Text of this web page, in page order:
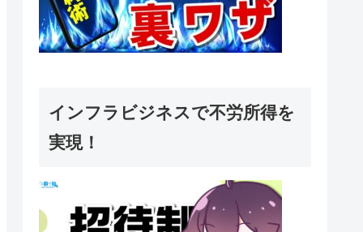
インフラビジネスで不労所得を
実現！